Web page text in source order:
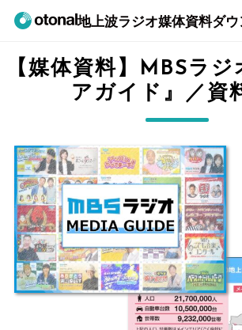
地上波ラジオ媒体資料ダ
【媒体資料】MBSラジオ『メディ
アガイド』／資